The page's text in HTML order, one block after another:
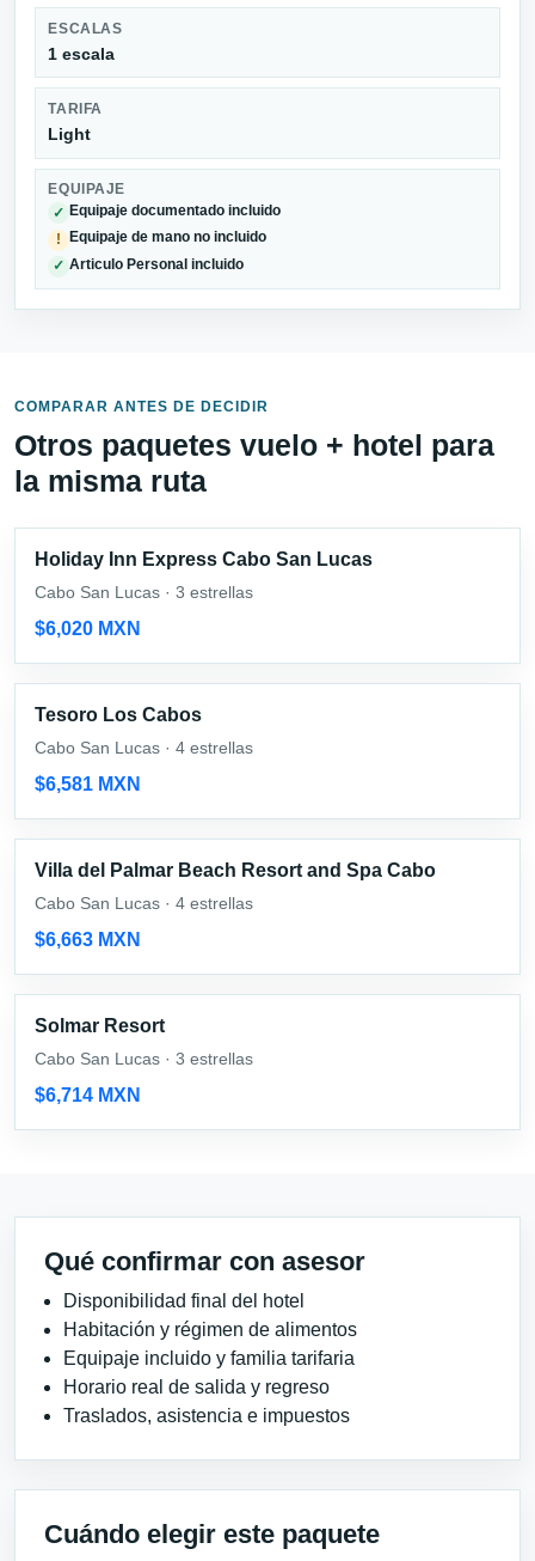
ESCALAS
1 escala
TARIFA
Light
EQUIPAJE
✓ Equipaje documentado incluido
! Equipaje de mano no incluido
✓ Articulo Personal incluido
COMPARAR ANTES DE DECIDIR
Otros paquetes vuelo + hotel para
la misma ruta
Holiday Inn Express Cabo San Lucas
Cabo San Lucas · 3 estrellas
$6,020 MXN
Tesoro Los Cabos
Cabo San Lucas · 4 estrellas
$6,581 MXN
Villa del Palmar Beach Resort and Spa Cabo
Cabo San Lucas · 4 estrellas
$6,663 MXN
Solmar Resort
Cabo San Lucas · 3 estrellas
$6,714 MXN
Qué confirmar con asesor
Disponibilidad final del hotel
Habitación y régimen de alimentos
Equipaje incluido y familia tarifaria
Horario real de salida y regreso
Traslados, asistencia e impuestos
Cuándo elegir este paquete